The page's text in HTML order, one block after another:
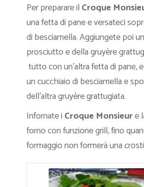
Per preparare il Croque
una fetta di pane e versateci
di besciamella. Aggiungete poi
prosciutto e della gruyère
tutto con un’altra fetta di pane,
un cucchiaio di besciamella e
dell’altra gruyère grattugiata.
Infornate i Croque Monsieure
forno con funzione grill, fino
formaggio non formerà una